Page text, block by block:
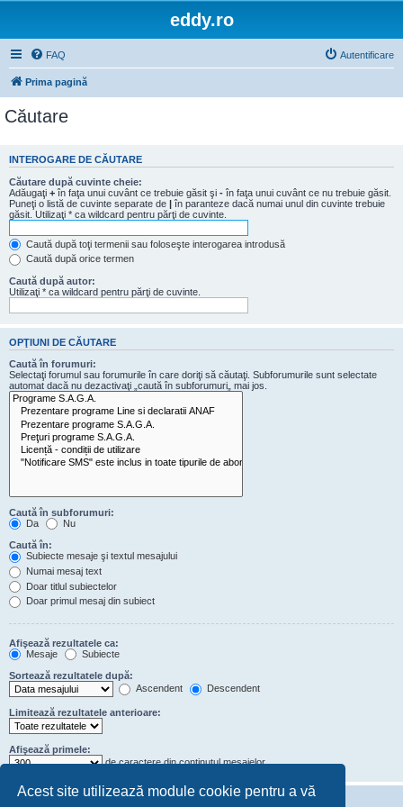
Acest site utilizează module cookie pentru a vă
eddy.ro
FAQ Autentificare
Prima pagină
Căutare
INTEROGARE DE CĂUTARE
Căutare după cuvinte cheie:
Adăugaţi + în faţa unui cuvânt ce trebuie găsit şi - în faţa unui cuvânt ce nu trebuie găsit.
Puneţi o listă de cuvinte separate de | în paranteze dacă numai unul din cuvinte trebuie
găsit. Utilizaţi * ca wildcard pentru părţi de cuvinte.
Caută după toţi termenii sau foloseşte interogarea introdusă
Caută după orice termen
Caută după autor:
Utilizaţi * ca wildcard pentru părţi de cuvinte.
OPŢIUNI DE CĂUTARE
Caută în forumuri:
Selectaţi forumul sau forumurile în care doriţi să căutaţi. Subforumurile sunt selectate
automat dacă nu dezactivaţi „caută în subforumuri„ mai jos.
Caută în subforumuri:
Da
Nu
Caută în:
Subiecte mesaje şi textul mesajului
Numai mesaj text
Doar titlul subiectelor
Doar primul mesaj din subiect
Afişează rezultatele ca:
Mesaje
Subiecte
Sortează rezultatele după:
Ascendent
Descendent
Limitează rezultatele anterioare:
Afişează primele:
de caractere din conţinutul mesajelor